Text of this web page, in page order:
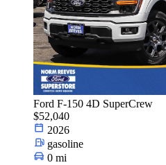
Ford F-150 4D SuperCrew
$52,040
2026
gasoline
0 mi